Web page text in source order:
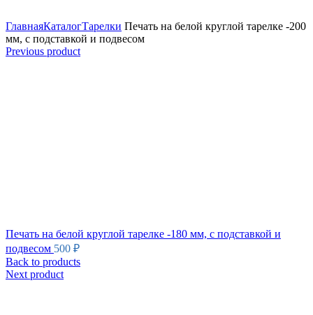
ГлавнаяКаталогТарелки Печать на белой круглой тарелке -200
мм, с подставкой и подвесом
Previous product
Печать на белой круглой тарелке -180 мм, с подставкой и
подвесом 500 ₽
Back to products
Next product